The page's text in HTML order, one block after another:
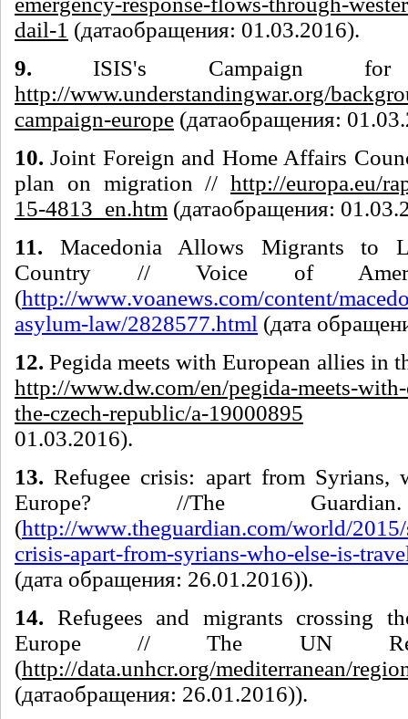
dail-1 (датаобращения: 01.03.2016).
9. ISIS's Campaign
http://www.understandingwar.org/
campaign-europe (датаобращения:
10. Joint Foreign and Home Affairs
plan on migration // http://europa.eu/
15-4813_en.htm (датаобращения:
11. Macedonia Allows Migrants to
Country // Voice of
(http://www.voanews.com/content/
asylum-law/2828577.html (дата
12. Pegida meets with European allies in
http://www.dw.com/en/pegida-meets-
the-czech-republic/a-19000895
01.03.2016).
13. Refugee crisis: apart from
Europe? //The
(http://www.theguardian.com/world/2015/
crisis-apart-from-syrians-who-else-is-
(дата обращения: 26.01.2016)).
14. Refugees and migrants crossing
Europe // The UN
(http://data.unhcr.org/mediterranean/
(датаобращения: 26.01.2016)).